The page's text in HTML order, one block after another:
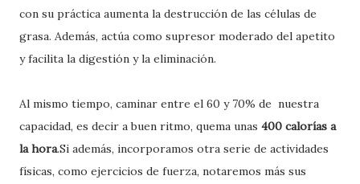
con su práctica aumenta la destrucción de las células de
grasa. Además, actúa como supresor moderado del apetito
y facilita la digestión y la eliminación.
Al mismo tiempo, caminar entre el 60 y 70% de nuestra
capacidad, es decir a buen ritmo, quema unas 400 calorías a
la hora.Si además, incorporamos otra serie de actividades
físicas, como ejercicios de fuerza, notaremos más sus